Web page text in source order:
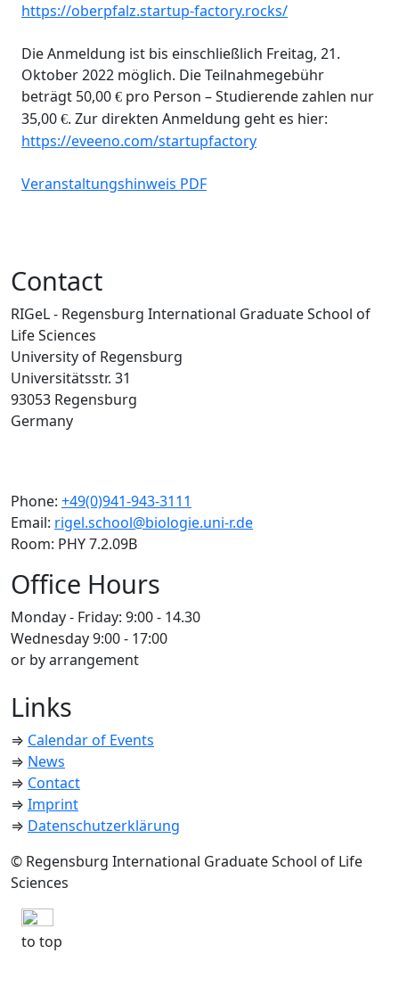
https://oberpfalz.startup-factory.rocks/
Die Anmeldung ist bis einschließlich Freitag, 21.
Oktober 2022 möglich. Die Teilnahmegebühr
beträgt 50,00 € pro Person – Studierende zahlen nur
35,00 €. Zur direkten Anmeldung geht es hier:
https://eveeno.com/startupfactory
Veranstaltungshinweis PDF
Contact
RIGeL - Regensburg International Graduate School of
Life Sciences
University of Regensburg
Universitätsstr. 31
93053 Regensburg
Germany
Phone: +49(0)941-943-3111
Email: rigel.school@biologie.uni-r.de
Room: PHY 7.2.09B
Office Hours
Monday - Friday: 9:00 - 14.30
Wednesday 9:00 - 17:00
or by arrangement
Links
⇒ Calendar of Events
⇒ News
⇒ Contact
⇒ Imprint
⇒ Datenschutzerklärung
© Regensburg International Graduate School of Life
Sciences
to top